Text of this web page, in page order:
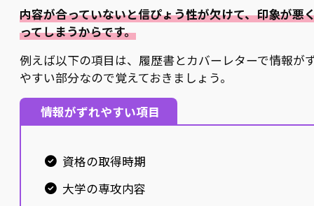
内容が合っていないと信ぴょう性が欠けて、印象が悪
ってしまうからです。
例えば以下の項目は、履歴書とカバーレターで情報が
やすい部分なので覚えておきましょう。
情報がずれやすい項目
資格の取得時期
大学の専攻内容